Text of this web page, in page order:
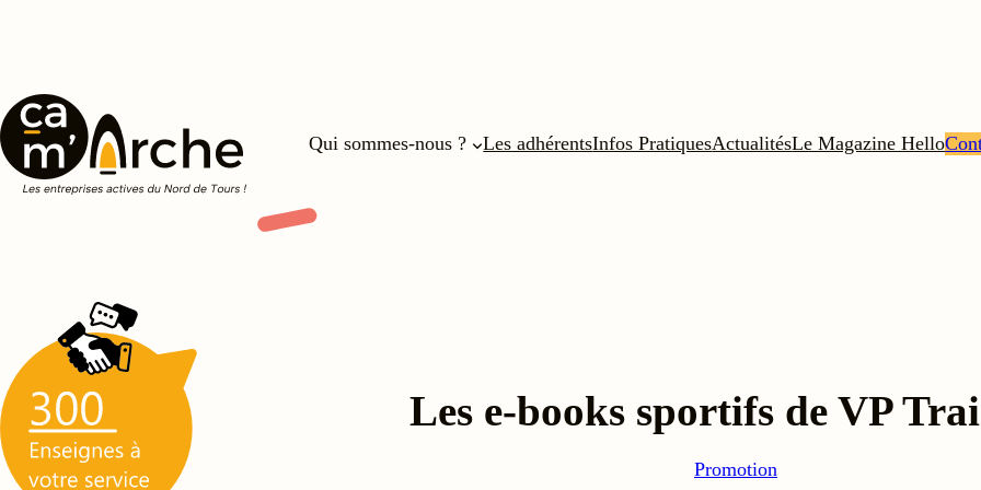
Qui sommes-nous ? Les adhérentsInfos PratiquesActualitésLe Magazine Hello
Les e-books sportifs de VP
Promotion